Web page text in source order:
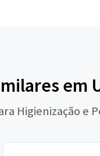
em
Higienização e